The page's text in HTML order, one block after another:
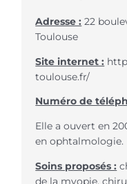
Adresse : 22
Toulouse
Site internet :
toulouse.fr/
Numéro de
Elle a ouvert en
en ophtalmologie.
Soins proposés :
de la myopie,